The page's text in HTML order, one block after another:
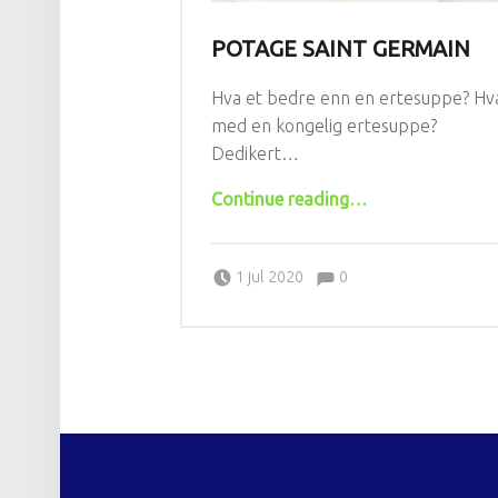
POTAGE SAINT GERMAIN
Hva et bedre enn en ertesuppe?
med en kongelig ertesuppe?
Dedikert…
Continue reading…
1 jul 2020
LaChirp Comments:0